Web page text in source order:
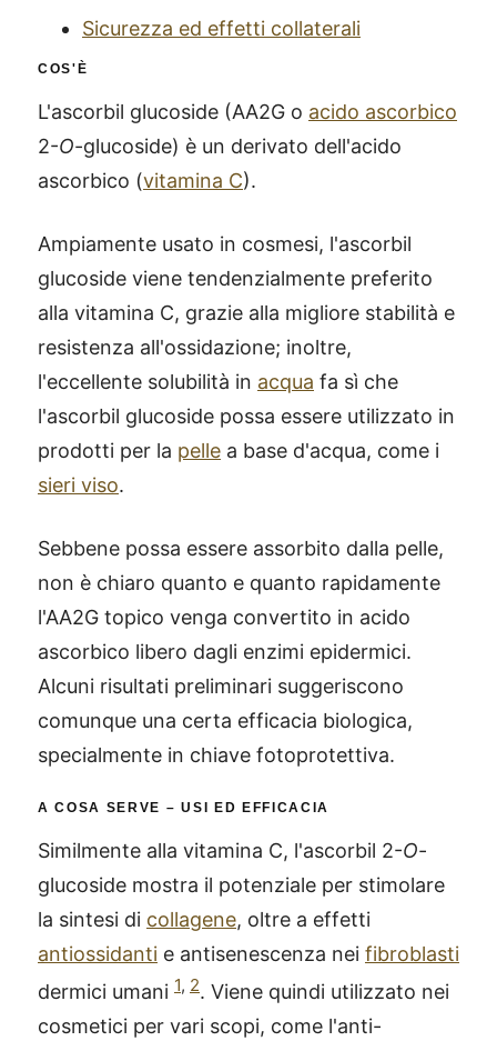
Sicurezza ed effetti collaterali
COS'È
L'ascorbil glucoside (AA2G o acido ascorbico
2-O-glucoside) è un derivato dell'acido
ascorbico (vitamina C).
Ampiamente usato in cosmesi, l'ascorbil
glucoside viene tendenzialmente preferito
alla vitamina C, grazie alla migliore stabilità e
resistenza all'ossidazione; inoltre,
l'eccellente solubilità in acqua fa sì che
l'ascorbil glucoside possa essere utilizzato in
prodotti per la pelle a base d'acqua, come i
sieri viso.
Sebbene possa essere assorbito dalla pelle,
non è chiaro quanto e quanto rapidamente
l'AA2G topico venga convertito in acido
ascorbico libero dagli enzimi epidermici.
Alcuni risultati preliminari suggeriscono
comunque una certa efficacia biologica,
specialmente in chiave fotoprotettiva.
A COSA SERVE – USI ED EFFICACIA
Similmente alla vitamina C, l'ascorbil 2-O-
glucoside mostra il potenziale per stimolare
la sintesi di collagene, oltre a effetti
antiossidanti e antisenescenza nei fibroblasti
dermici umani 1, 2. Viene quindi utilizzato nei
cosmetici per vari scopi, come l'anti-